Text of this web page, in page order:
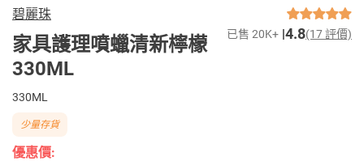
碧麗珠
家具護理噴蠟清新檸檬
330ML
已售 20K+ 4.8(17 評價)
330ML
優惠價:
少量存貨